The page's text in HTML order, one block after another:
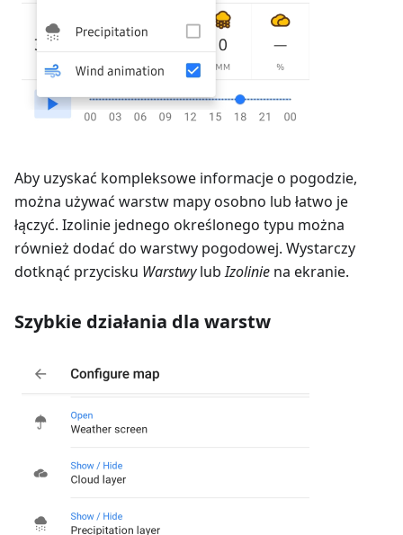
Aby uzyskać kompleksowe informacje o pogodzie,
można używać warstw mapy osobno lub łatwo je
łączyć. Izolinie jednego określonego typu można
również dodać do warstwy pogodowej. Wystarczy
dotknąć przycisku WarstwylubIzolinie na ekranie.
Szybkie działania dla warstw